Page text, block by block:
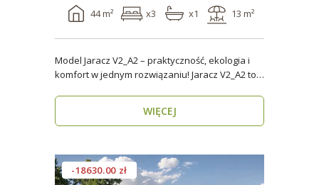
44 m² x3 x1 13 m²
Model Jaracz V2_A2 – praktyczność, ekologia i
komfort w jednym rozwiązaniu! Jaracz V2_A2 to
WIĘCEJ
-18630.00 zł